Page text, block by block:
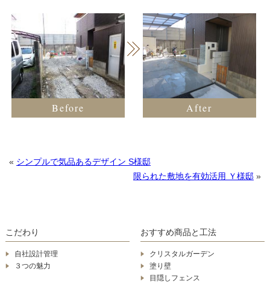
Before After
« シンプルで気品あるデザイン S様邸
限られた敷地を有効活用 Ｙ様邸 »
こだわり
自社設計管理
３つの魅力
おすすめ商品と工法
クリスタルガーデン
塗り壁
目隠しフェンス